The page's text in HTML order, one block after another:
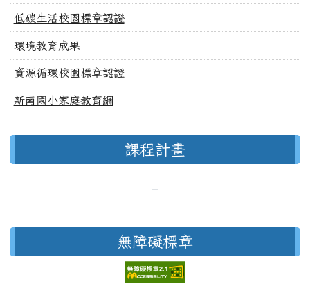
低碳生活校園標章認證
環境教育成果
資源循環校園標章認證
新南國小家庭教育網
課程計畫
無障礙標章